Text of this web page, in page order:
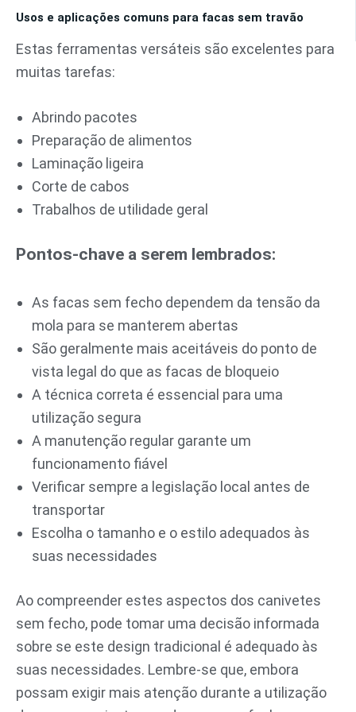
Usos e aplicações comuns para facas sem travão
Estas ferramentas versáteis são excelentes para
muitas tarefas:
Abrindo pacotes
Preparação de alimentos
Laminação ligeira
Corte de cabos
Trabalhos de utilidade geral
Pontos-chave a serem lembrados:
As facas sem fecho dependem da tensão da
mola para se manterem abertas
São geralmente mais aceitáveis do ponto de
vista legal do que as facas de bloqueio
A técnica correta é essencial para uma
utilização segura
A manutenção regular garante um
funcionamento fiável
Verificar sempre a legislação local antes de
transportar
Escolha o tamanho e o estilo adequados às
suas necessidades
Ao compreender estes aspectos dos canivetes
sem fecho, pode tomar uma decisão informada
sobre se este design tradicional é adequado às
suas necessidades. Lembre-se que, embora
possam exigir mais atenção durante a utilização